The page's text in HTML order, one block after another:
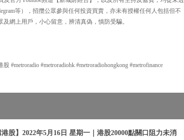
等），招攬公眾參與任何投資買賣，亦未有授權任何人包括但不
網上用戶，小心留意，辨清真偽，慎防受騙。
#metroradiohk #metroradiohongkong #metrofinance
港股】2022年5月16日 星期一｜港股20000點關口阻力未消